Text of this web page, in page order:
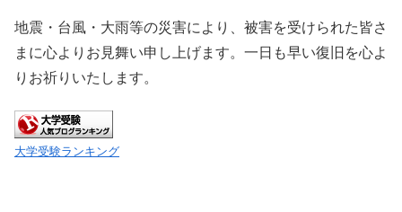
地震・台風・大雨等の災害により、被害を受けられた皆さ
まに心よりお見舞い申し上げます。一日も早い復旧を心よ
りお祈りいたします。
大学受験ランキング